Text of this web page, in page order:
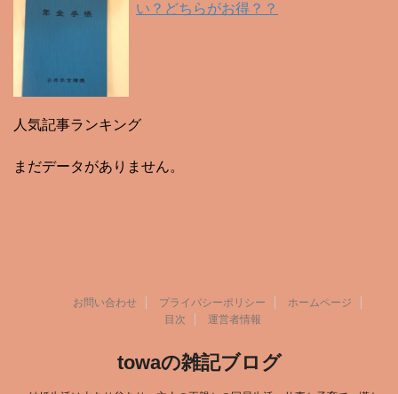
い？どちらがお得？？
人気記事ランキング
まだデータがありません。
お問い合わせ プライバシーポリシー
ホームページ
目次
運営者情報
towaの雑記ブログ